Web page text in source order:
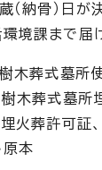
（納骨）日
境課まで届
樹木葬式墓所
樹木葬式墓所
埋火葬許可証
原本